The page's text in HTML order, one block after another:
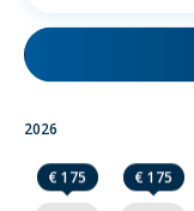
2026
€ 175 € 175